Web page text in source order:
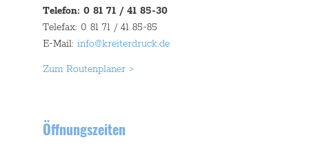
Telefon: 0 81 71 / 41 85-30
Telefax: 0 81 71 / 41 85-85
E-Mail:info@kreiterdruck.de
Zum Routenplaner >
Öffnungszeiten